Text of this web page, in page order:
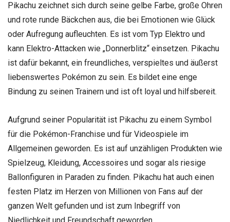
Pikachu zeichnet sich durch seine gelbe Farbe, große Ohren
und rote runde Bäckchen aus, die bei Emotionen wie Glück
oder Aufregung aufleuchten. Es ist vom Typ Elektro und
kann Elektro-Attacken wie „Donnerblitz“ einsetzen. Pikachu
ist dafür bekannt, ein freundliches, verspieltes und äußerst
liebenswertes Pokémon zu sein. Es bildet eine enge
Bindung zu seinen Trainern und ist oft loyal und hilfsbereit.
Aufgrund seiner Popularität ist Pikachu zu einem Symbol
für die Pokémon-Franchise und für Videospiele im
Allgemeinen geworden. Es ist auf unzähligen Produkten wie
Spielzeug, Kleidung, Accessoires und sogar als riesige
Ballonfiguren in Paraden zu finden. Pikachu hat auch einen
festen Platz im Herzen von Millionen von Fans auf der
ganzen Welt gefunden und ist zum Inbegriff von